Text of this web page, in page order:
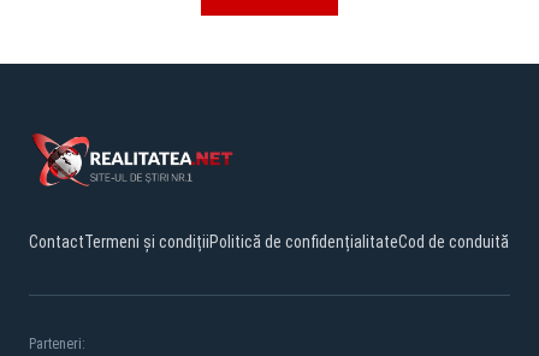
ContactTermeni și condițiiPolitică de confidențialitateCod de conduită
Parteneri: